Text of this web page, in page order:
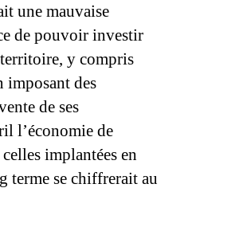
une mauvaise
de pouvoir investir
y compris
imposant des
de ses
l’économie de
implantées en
terme se chiffrerait au